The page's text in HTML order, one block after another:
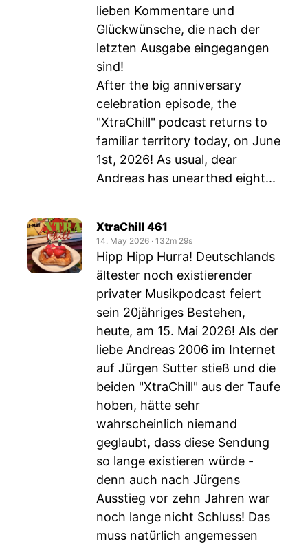
lieben Kommentare und
Glückwünsche, die nach der
letzten Ausgabe eingegangen
sind!
After the big anniversary
celebration episode, the
"XtraChill" podcast returns to
familiar territory today, on June
1st, 2026! As usual, dear
Andreas has unearthed eight...
XtraChill 461
14. May 2026 ‧ 132m 29s
Hipp Hipp Hurra! Deutschlands
ältester noch existierender
privater Musikpodcast feiert
sein 20jähriges Bestehen,
heute, am 15. Mai 2026! Als der
liebe Andreas 2006 im Internet
auf Jürgen Sutter stieß und die
beiden "XtraChill" aus der Taufe
hoben, hätte sehr
wahrscheinlich niemand
geglaubt, dass diese Sendung
so lange existieren würde -
denn auch nach Jürgens
Ausstieg vor zehn Jahren war
noch lange nicht Schluss! Das
muss natürlich angemessen